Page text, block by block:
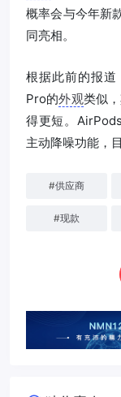
概率会与今年新
同亮相。
根据此前的报
Pro的外观类似
得更短。
主动降噪功能，
#供应商
#现款